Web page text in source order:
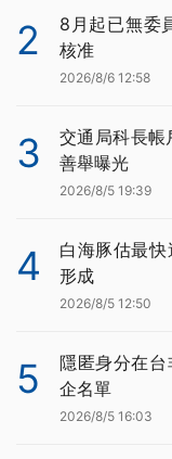
2
8月起已無委
核准
2026/8/6 12:58
3
交通局科長
善舉曝光
2026/8/5 19:39
4
白海豚估最
形成
2026/8/5 12:50
5
隱匿身分在
企名單
2026/8/5 16:03